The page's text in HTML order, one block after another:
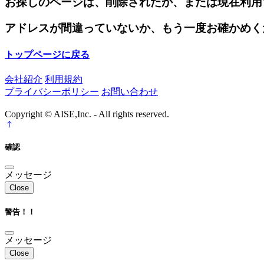
アドレスが間違っていないか、もう一度お確かめ
トップページに戻る
会社紹介 利用規約
プライバシーポリシー お問い合わせ
Copyright © AISE,Inc. - All rights reserved.
確認
メッセージ
Close
警告！！
メッセージ
Close